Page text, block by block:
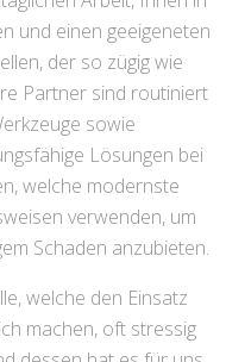
und einen geeigeneten
der so zügig wie
Partner sind routiniert
sowie
Lösungen bei
welche modernste
verwenden, um
Schaden anzubieten.
welche den Einsatz
machen, oft stressig